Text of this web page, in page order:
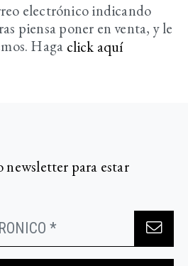
electrónico indicando
piensa poner en venta, y le
Haga click aquí­
newsletter para estar